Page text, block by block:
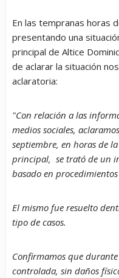
En las tempranas horas
presentando una
principal de Altice
de aclarar la situación
aclaratoria:
"Con relación a las
medios sociales,
septiembre, en horas de
principal, se trató de un
basado en
El mismo fue resuelto
tipo de casos.
Confirmamos que
controlada, sin daños